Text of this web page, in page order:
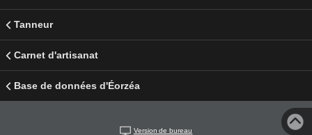
Tanneur
Carnet d'artisanat
Base de données d'Éorzéa
Version de bureau